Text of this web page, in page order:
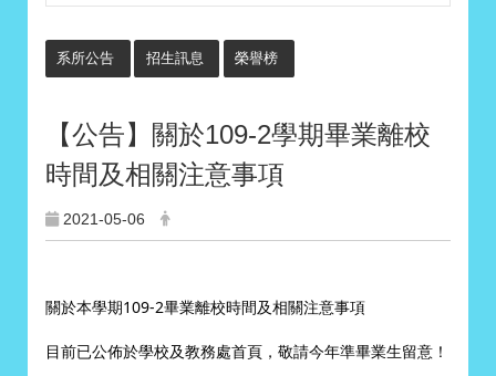
系所公告 招生訊息 榮譽榜
【公告】關於109-2學期畢業離校
時間及相關注意事項
2021-05-06
關於本學期109-2畢業離校時間及相關注意事項
目前已公佈於學校及教務處首頁， 敬請今年準畢業生留意！